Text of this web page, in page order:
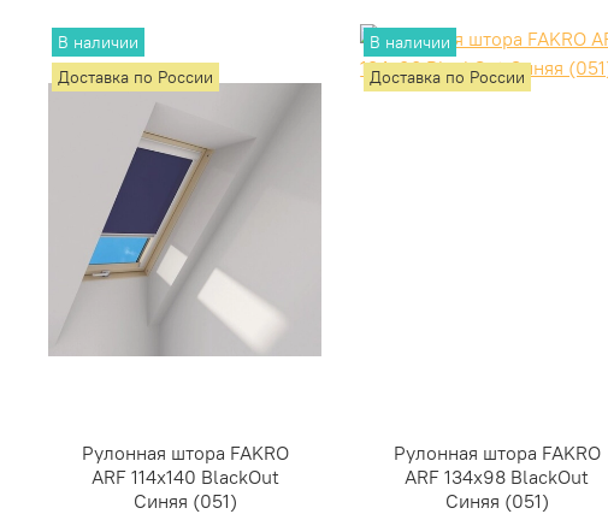
В наличии
Доставка по России
Рулонная штора FAKRO
ARF 114х140 BlackOut
Синяя (051)
В наличии
Доставка по России
Рулонная штора FAKRO
ARF 134х98 BlackOut
Синяя (051)